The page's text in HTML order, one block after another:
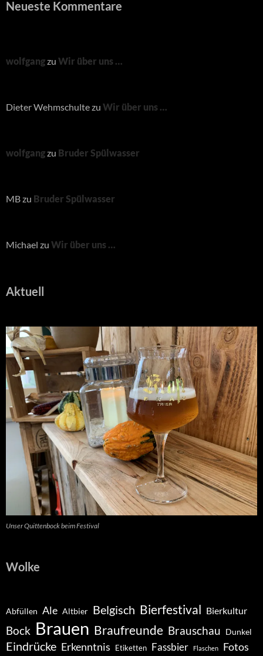
Neueste Kommentare
wolfgangzu Wir über uns …
Dieter Wehmschultezu Wir über uns …
wolfgangzu Bruder Spülwasser
MBzu Bruder Spülwasser
Michael zu Wir über uns …
Aktuell
Unser Quittenbock beim Festival
Wolke
Abfüllen Ale Altbier Belgisch Bierfestival Bierkultur
Bock Brauen Braufreunde Brauschau Dunkel
Eindrücke Erkenntnis Etiketten Fassbier Flaschen Fotos